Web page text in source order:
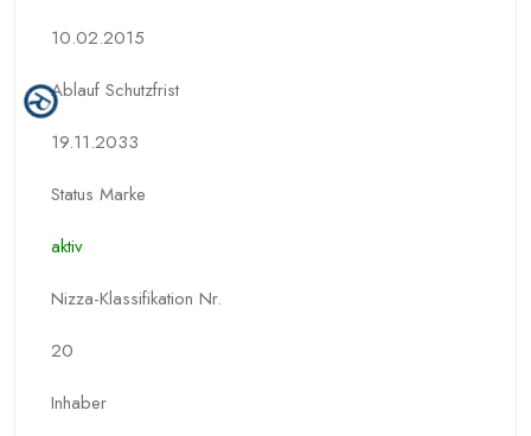
10.02.2015
Ablauf Schutzfrist
19.11.2033
Status Marke
aktiv
Nizza-Klassifikation Nr.
20
Inhaber